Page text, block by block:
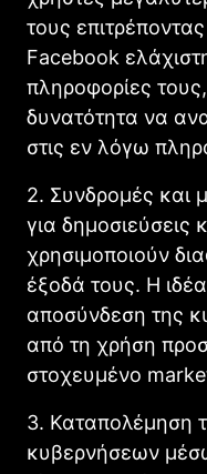
τους
Facebook
πληροφορίες
δυνατότητα να
στις εν λόγω
2. Συνδρομές και
για δημοσιεύσεις
χρησιμοποιούν
έξοδά τους. Η
αποσύνδεση της
από τη χρήση
στοχευμένο
3. Καταπολέμηση
κυβερνήσεων